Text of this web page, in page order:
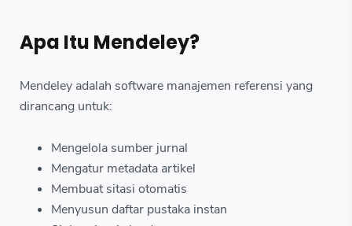
Apa Itu Mendeley?
Mendeley adalah software manajemen referensi yang
dirancang untuk:
Mengelola sumber jurnal
Mengatur metadata artikel
Membuat sitasi otomatis
Menyusun daftar pustaka instan